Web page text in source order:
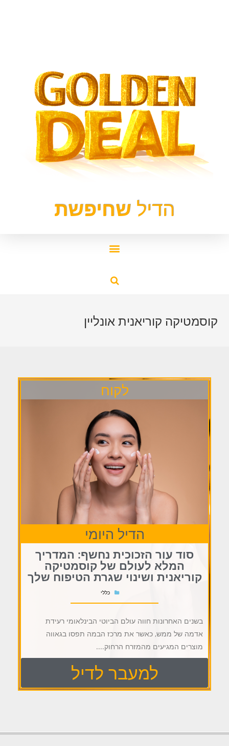
הדיל שחיפשת
קוסמטיקה קוריאנית אונליין
לקוח
הדיל היומי
סוד עור הזכוכית נחשף: המדריך
המלא לעולם של קוסמטיקה
קוריאנית ושינוי שגרת הטיפוח שלך
כללי
בשנים האחרונות חווה עולם הביוטי הבינלאומי רעידת
אדמה של ממש, כאשר את מרכז הבמה תפסו בגאווה
מוצרים המגיעים מהמזרח הרחוק....
למעבר לדיל